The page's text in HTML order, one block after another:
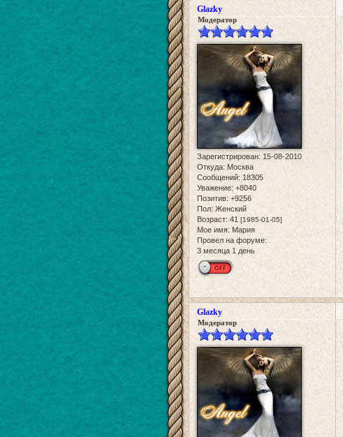
Glazky
Модератор
Зарегистрирован: 15-08-2010
Откуда: Москва
Сообщений: 18305
Уважение: +8040
Позитив: +9256
Пол: Женский
Возраст: 41 [1985-01-05]
Мое имя: Мария
Провел на форуме:
3 месяца 1 день
Glazky
Модератор